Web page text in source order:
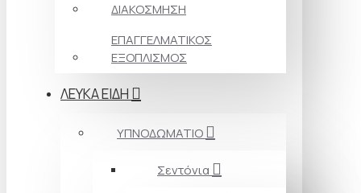
ΔΙΑΚΟΣΜΗΣΗ
ΕΠΑΓΓΕΛΜΑΤΙΚΟΣ
ΕΞΟΠΛΙΣΜΟΣ
ΛΕΥΚΑ ΕΙΔΗ
ΥΠΝΟΔΩΜΑΤΙΟ
Σεντόνια